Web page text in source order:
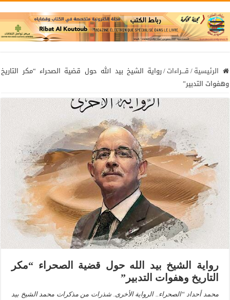
الرئيسية/قـــراءات/رواية الشيخ بيد الله حول قضية الصحراء “مكر التاريخ
وهفوات التدبير”
رواية الشيخ بيد الله حول قضية الصحراء “مكر
التاريخ وهفوات التدبير”
محمد أحداد “الصحراء.. الرواية الأخرى. شذرات من مذكرات محمد الشيخ بيد